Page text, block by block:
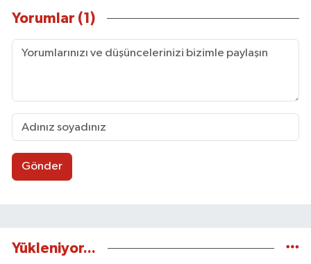
Yorumlar (1)
Gönder
Yükleniyor...